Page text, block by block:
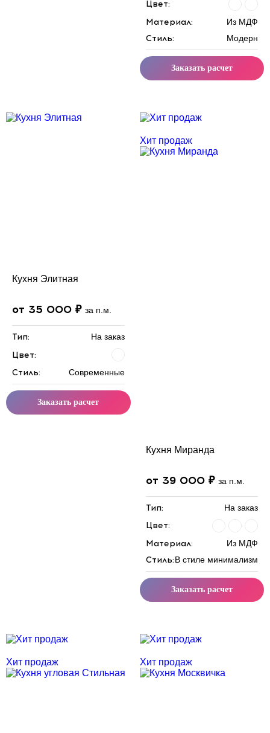
Цвет:
Материал:
Из МДФ
Стиль: Модерн
Заказать расчет
Кухня Элитная
от 35 000 ₽ за п.м.
Тип: На заказ
Цвет:
Стиль:
Современные
Заказать расчет
Хит продаж
Кухня Миранда
от 39 000 ₽ за п.м.
Тип: На заказ
Цвет:
Материал:
Из МДФ
Стиль:В стиле минимализм
Заказать расчет
Хит продаж Хит продаж